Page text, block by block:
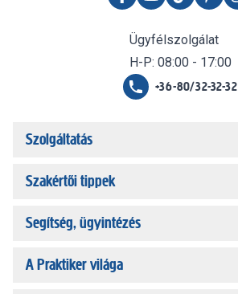
Ügyfélszolgálat
H-P: 08:00 - 17:00
+36-80/32-32-32
Szolgáltatás
Szakértői tippek
Segítség, ügyintézés
A Praktiker világa